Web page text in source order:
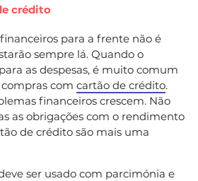
crédito
para a frente não é
sempre lá. Quando o
as despesas, é muito comum
com cartão de crédito.
financeiros crescem. Não
as obrigações com o rendimento
de crédito são mais uma
ser usado com parcimónia e